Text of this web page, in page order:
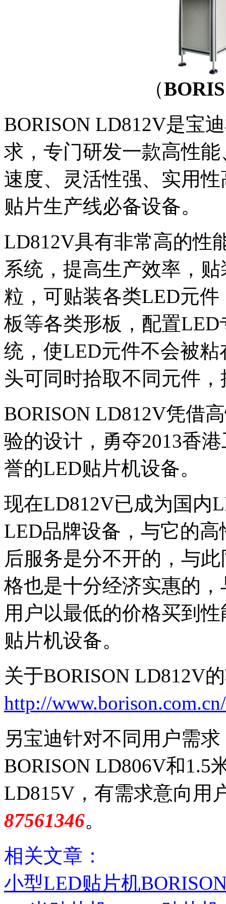
（
BORISON LD812V是宝
求，专门研发一款高性
速度、灵活性强、实用
贴片生产线必备设备。
LD812V具有非常高的性
系统，提高生产效率，
粒，可贴装各类LED元
板等各类形板，配置
统，使LED元件不会被
头可同时拾取不同元件
BORISON LD812V凭借
验的设计，勇夺2013香
誉的LED贴片机设备。
现在LD812V已成为国内
LED品牌设备，与它的
后服务是分不开的，与
格也是十分经济实惠的
用户以最低的价格买到
贴片机设备。
关于BORISON LD812V
http://
另宝迪针对不同用户需
BORISON LD806V和1.5
LD815V，有需求意向用
87561346。
相关文章：
小型LED贴片机